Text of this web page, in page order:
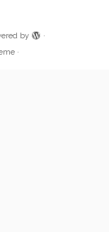
by
·
·